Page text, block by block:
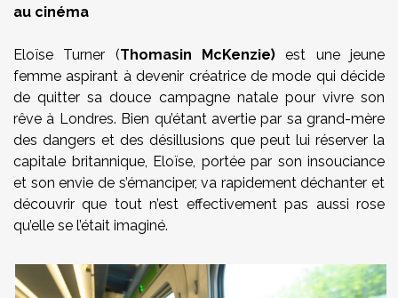
au cinéma
Eloïse Turner (Thomasin McKenzie) est une jeune
femme aspirant à devenir créatrice de mode qui décide
de quitter sa douce campagne natale pour vivre son
rêve à Londres. Bien qu’étant avertie par sa grand-mère
des dangers et des désillusions que peut lui réserver la
capitale britannique, Eloïse, portée par son insouciance
et son envie de s’émanciper, va rapidement déchanter et
découvrir que tout n’est effectivement pas aussi rose
qu’elle se l’était imaginé.